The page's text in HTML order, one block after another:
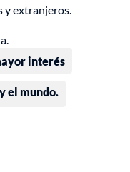
y extranjeros.
interés
el mundo.